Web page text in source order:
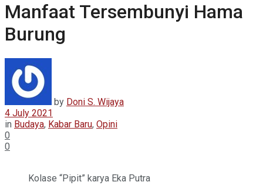
Manfaat Tersembunyi Hama
Burung
by Doni S. Wijaya
4 July 2021
in Budaya, Kabar Baru, Opini
0
0
Kolase “Pipit” karya Eka Putra